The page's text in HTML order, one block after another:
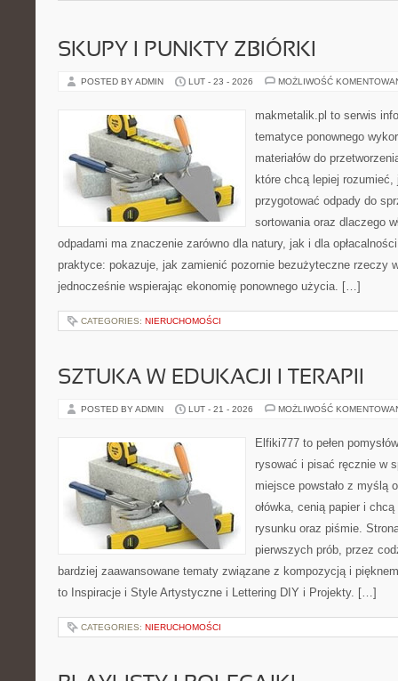
SKUPY I PUNKTY ZBIÓRKI
POSTED BY ADMIN LUT - 23 - 2026 MOŻLIWOŚĆ
makmetalik.pl to serwis
tematyce ponownego
materiałów do
które chcą lepiej rozumieć,
przygotować odpady do
sortowania oraz dlaczego
odpadami ma znaczenie zarówno dla natury, jak i dla
praktyce: pokazuje, jak zamienić pozornie bezużyteczne rzeczy
jednocześnie wspierając ekonomię ponownego użycia. […]
CATEGORIES: NIERUCHOMOŚCI
SZTUKA W EDUKACJI I TERAPII
POSTED BY ADMIN LUT - 21 - 2026 MOŻLIWOŚĆ
Elfiki777 to pełen
rysować i pisać ręcznie w
miejsce powstało z myślą
ołówka, cenią papier i
rysunku oraz piśmie.
pierwszych prób, przez
bardziej zaawansowane tematy związane z kompozycją i
to Inspiracje i Style Artystyczne i Lettering DIY i Projekty. […]
CATEGORIES: NIERUCHOMOŚCI